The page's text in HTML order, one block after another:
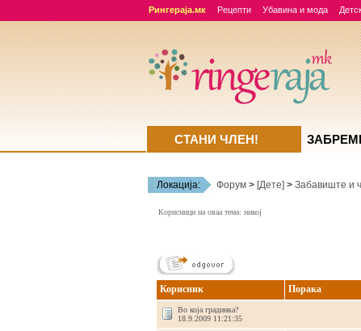
Рингераја.мк Рецепти Убавина и мода
Локација: Форум> [Дете] > Забавиште и
Корисници на оваа тема: никој
Корисник Порака
Во која градинка?
18.9.2009 11:21:35
СТАНИ ЧЛЕН!